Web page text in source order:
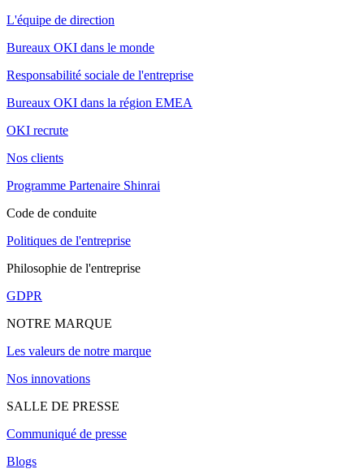
L'équipe de direction
Bureaux OKI dans le monde
Responsabilité sociale de l'entreprise
Bureaux OKI dans la région EMEA
OKI recrute
Nos clients
Programme Partenaire Shinrai
Code de conduite
Politiques de l'entreprise
Philosophie de l'entreprise
GDPR
NOTRE MARQUE
Les valeurs de notre marque
Nos innovations
SALLE DE PRESSE
Communiqué de presse
Blogs